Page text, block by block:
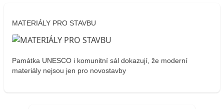
MATERIÁLY PRO STAVBU
Památka UNESCO i komunitní sál dokazují, že moderní
materiály nejsou jen pro novostavby